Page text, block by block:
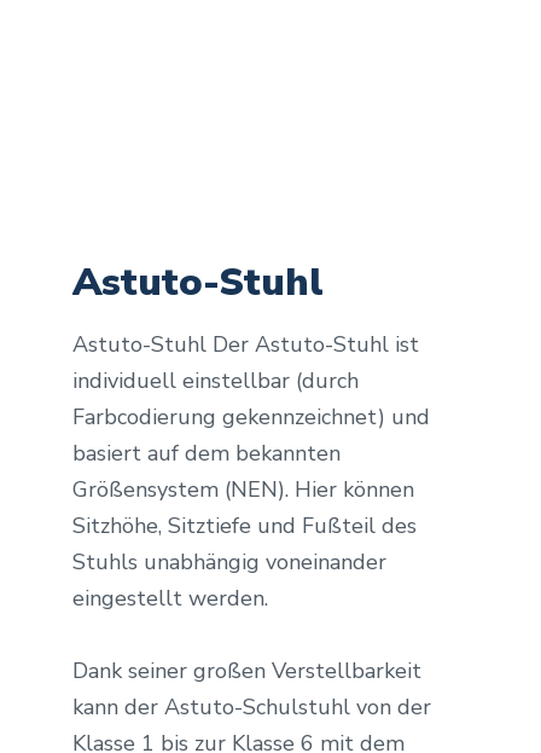
Astuto-Stuhl
Astuto-Stuhl Der Astuto-Stuhl ist
individuell einstellbar (durch
Farbcodierung gekennzeichnet) und
basiert auf dem bekannten
Größensystem (NEN). Hier können
Sitzhöhe, Sitztiefe und Fußteil des
Stuhls unabhängig voneinander
eingestellt werden.
Dank seiner großen Verstellbarkeit
kann der Astuto-Schulstuhl von der
Klasse 1 bis zur Klasse 6 mit dem